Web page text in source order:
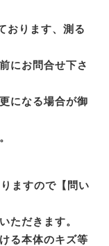
おります、測る
にお問合せ下さ
になる場合が御
ますので【問い
ただきます。
る本体のキズ等